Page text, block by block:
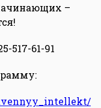
–
517-61-91